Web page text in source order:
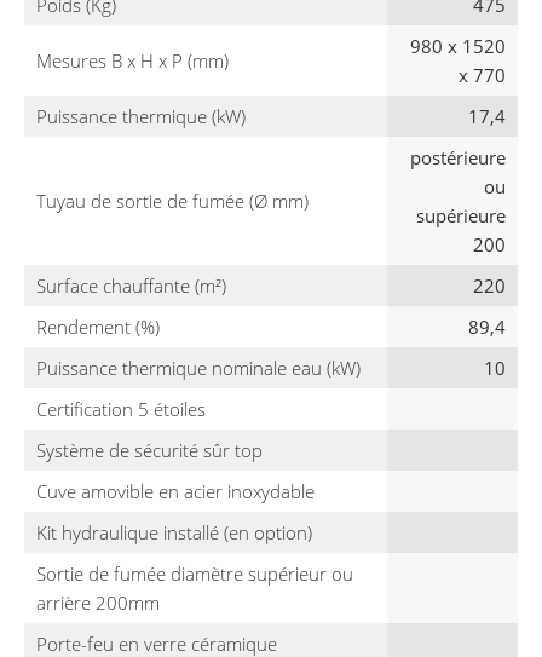
Mesures B x H x P (mm)
980 x 1520
x 770
Puissance thermique (kW)
17,4
Tuyau de sortie de fumée (Ø mm)
postérieure
ou
supérieure
200
Surface chauffante (m²)
220
Rendement (%)
89,4
Puissance thermique nominale eau (kW)
10
Certification 5 étoiles
Système de sécurité sûr top
Cuve amovible en acier inoxydable
Kit hydraulique installé (en option)
Sortie de fumée diamètre supérieur ou
arrière 200mm
Porte-feu en verre céramique